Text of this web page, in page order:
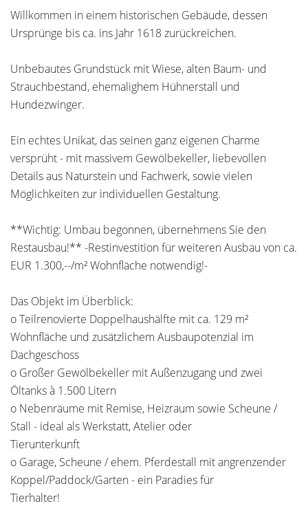
Willkommen in einem historischen Gebäude, dessen
Ursprünge bis ca. ins Jahr 1618 zurückreichen.
Unbebautes Grundstück mit Wiese, alten Baum- und
Strauchbestand, ehemalighem Hühnerstall und
Hundezwinger.
Ein echtes Unikat, das seinen ganz eigenen Charme
versprüht - mit massivem Gewölbekeller, liebevollen
Details aus Naturstein und Fachwerk, sowie vielen
Möglichkeiten zur individuellen Gestaltung.
**Wichtig: Umbau begonnen, übernehmens Sie den
Restausbau!** -Restinvestition für weiteren Ausbau von ca.
EUR 1.300,--/m² Wohnfläche notwendig!-
Das Objekt im Überblick:
o Teilrenovierte Doppelhaushälfte mit ca. 129 m²
Wohnfläche und zusätzlichem Ausbaupotenzial im
Dachgeschoss
o Großer Gewölbekeller mit Außenzugang und zwei
Öltanks à 1.500 Litern
o Nebenräume mit Remise, Heizraum sowie Scheune /
Stall - ideal als Werkstatt, Atelier oder
Tierunterkunft
o Garage, Scheune / ehem. Pferdestall mit angrenzender
Koppel/Paddock/Garten - ein Paradies für
Tierhalter!